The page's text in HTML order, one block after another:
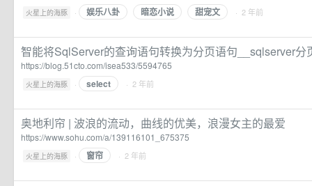
火星上的海豚 · 娱乐八卦 暗恋小说 甜宠文 · 2 年前
智能将SqlServer的查询语句转换为分页语句__sqlserver分
https://blog.51cto.com/isea533/5594765
火星上的海豚 · select · 2 年前
奥地利帘 | 波浪的流动，曲线的优美，浪漫女主的最爱
https://www.sohu.com/a/139116101_675375
火星上的海豚 · 窗帘 · 2 年前